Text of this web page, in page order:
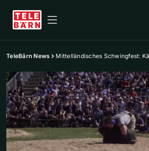
TeleBärn News Mittelländisches Schwingfest: